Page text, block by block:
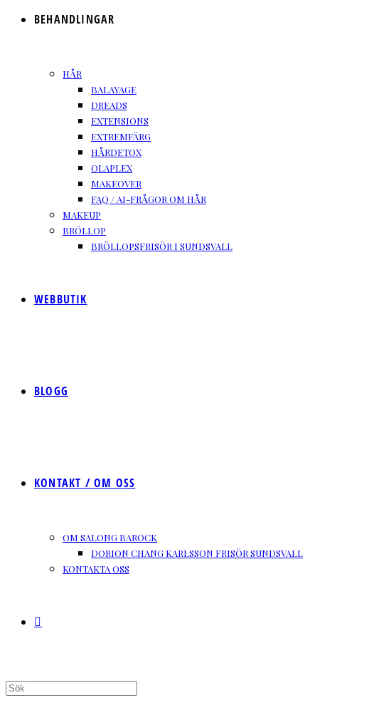
BEHANDLINGAR
HÅR
BALAYAGE
DREADS
EXTENSIONS
EXTREMFÄRG
HÅRDETOX
OLAPLEX
MAKEOVER
FAQ / AI-FRÅGOR OM HÅR
MAKEUP
BRÖLLOP
BRÖLLOPSFRISÖR I SUNDSVALL
WEBBUTIK
BLOGG
KONTAKT / OM OSS
OM SALONG BAROCK
DORION CHANG KARLSSON FRISÖR SUNDSVALL
KONTAKTA OSS
SLÅ